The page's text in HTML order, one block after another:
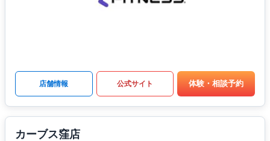
店舗情報 公式サイト 体験・相談予約
カーブス窪店